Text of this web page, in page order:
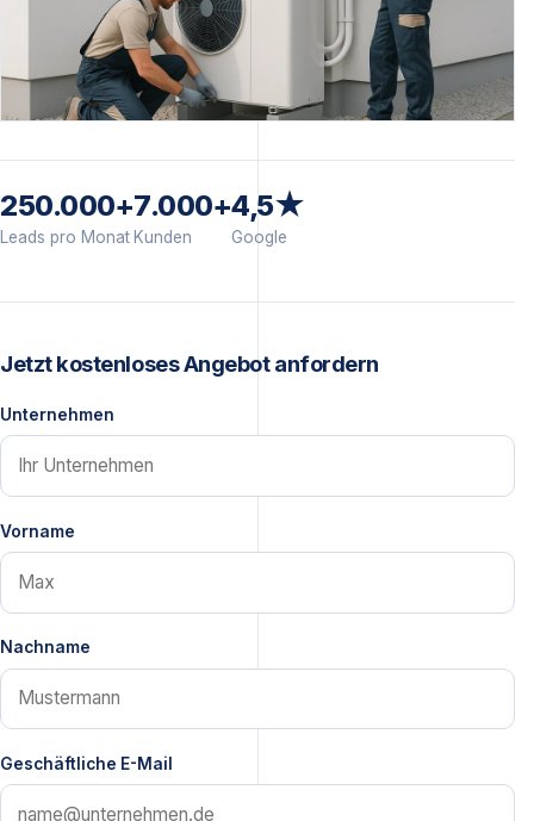
250.000+
Leads pro Monat
7.000+
Kunden
4,5★
Google
Jetzt kostenloses Angebot anfordern
Unternehmen
Vorname
Nachname
Geschäftliche E-Mail